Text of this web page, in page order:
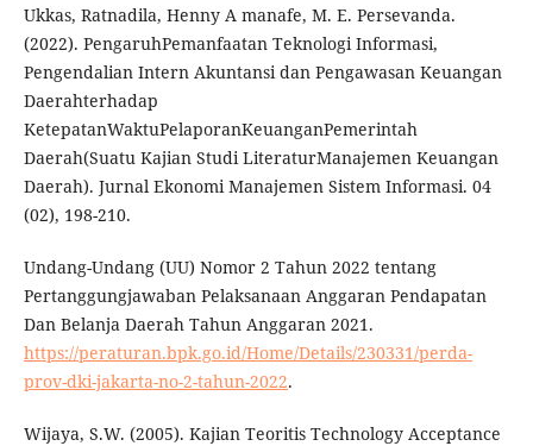
Ukkas, Ratnadila, Henny A manafe, M. E. Persevanda.
(2022). PengaruhPemanfaatan Teknologi Informasi,
Pengendalian Intern Akuntansi dan Pengawasan Keuangan
Daerahterhadap
KetepatanWaktuPelaporanKeuanganPemerintah
Daerah(Suatu Kajian Studi LiteraturManajemen Keuangan
Daerah). Jurnal Ekonomi Manajemen Sistem Informasi. 04
(02), 198-210.
Undang-Undang (UU) Nomor 2 Tahun 2022 tentang
Pertanggungjawaban Pelaksanaan Anggaran Pendapatan
Dan Belanja Daerah Tahun Anggaran 2021.
https://peraturan.bpk.go.id/Home/Details/230331/perda-
prov-dki-jakarta-no-2-tahun-2022.
Wijaya, S.W. (2005). Kajian Teoritis Technology Acceptance